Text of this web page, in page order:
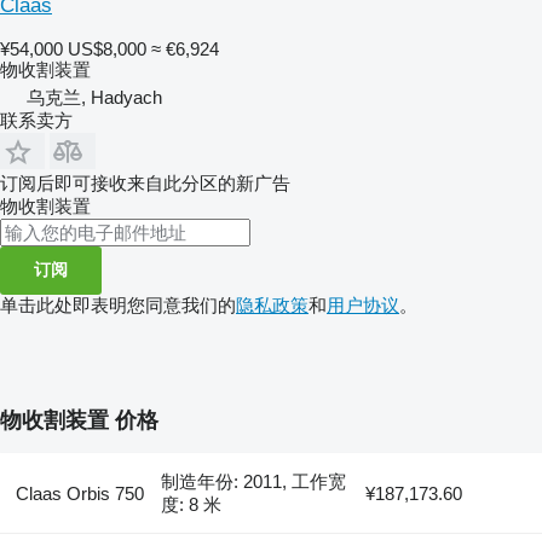
Claas
¥54,000 US$8,000 ≈ €6,924
物收割装置
乌克兰, Hadyach
联系卖方
订阅后即可接收来自此分区的新广告
物收割装置
订阅
单击此处即表明您同意我们的隐私政策和用户协议。
物收割装置 价格
Claas Orbis 750
制造年份: 2011, 工作宽
度: 8 米
¥187,173.60